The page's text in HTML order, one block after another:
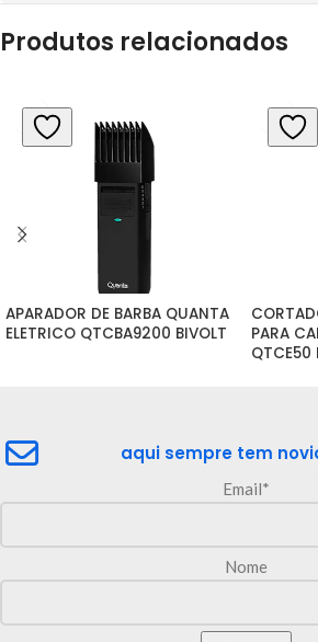
Produtos relacionados
APARADOR DE BARBA QUANTA
ELETRICO QTCBA9200 BIVOLT
PARA
QTCE50
aqui sempre tem
Email*
Nome